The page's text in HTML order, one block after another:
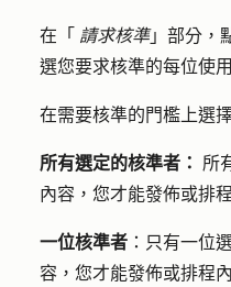
在「 請求核準」部分，
選您要求核準的每位使
在需要核準的門檻上選
所有選定的核準者：
所
內容，您才能發佈或排
一位核準者 ：只有一位
容，您才能發佈或排程